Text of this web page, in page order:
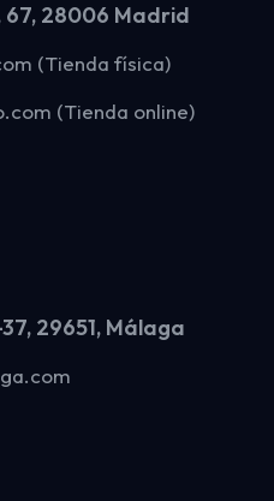
67, 28006 Madrid
(Tienda física)
(Tienda online)
29651, Málaga